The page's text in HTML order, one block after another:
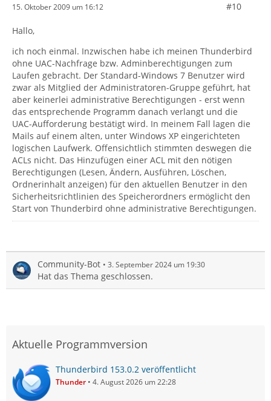
15. Oktober 2009 um 16:12 #10
Hallo,
ich noch einmal. Inzwischen habe ich meinen Thunderbird
ohne UAC-Nachfrage bzw. Adminberechtigungen zum
Laufen gebracht. Der Standard-Windows 7 Benutzer wird
zwar als Mitglied der Administratoren-Gruppe geführt, hat
aber keinerlei administrative Berechtigungen - erst wenn
das entsprechende Programm danach verlangt und die
UAC-Aufforderung bestätigt wird. In meinem Fall lagen die
Mails auf einem alten, unter Windows XP eingerichteten
logischen Laufwerk. Offensichtlich stimmten deswegen die
ACLs nicht. Das Hinzufügen einer ACL mit den nötigen
Berechtigungen (Lesen, Ändern, Ausführen, Löschen,
Ordnerinhalt anzeigen) für den aktuellen Benutzer in den
Sicherheitsrichtlinien des Speicherordners ermöglicht den
Start von Thunderbird ohne administrative Berechtigungen.
Community-Bot 3. September 2024 um 19:30
Hat das Thema geschlossen.
Aktuelle Programmversion
Thunderbird 153.0.2 veröffentlicht
Thunder 4. August 2026 um 22:28